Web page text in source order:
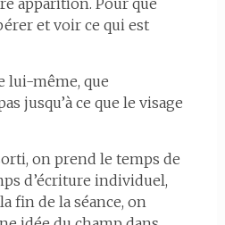
apparition. Pour que
et voir ce qui est
lui-même, que
jusqu’à ce que le visage
on prend le temps de
d’écriture individuel,
fin de la séance, on